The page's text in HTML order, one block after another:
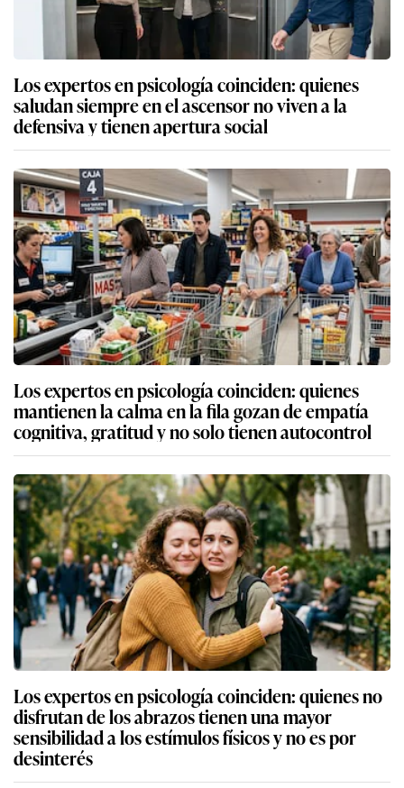
Los expertos en psicología coinciden: quienes
saludan siempre en el ascensor no viven a la
defensiva y tienen apertura social
Los expertos en psicología coinciden: quienes
mantienen la calma en la fila gozan de empatía
cognitiva, gratitud y no solo tienen autocontrol
Los expertos en psicología coinciden: quienes no
disfrutan de los abrazos tienen una mayor
sensibilidad a los estímulos físicos y no es por
desinterés